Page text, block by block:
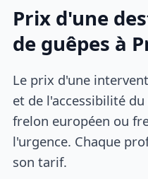
Prix d'une
de guêpes à
Le prix d'une
et de l'accessibilité
frelon européen ou
l'urgence. Chaque
son tarif.